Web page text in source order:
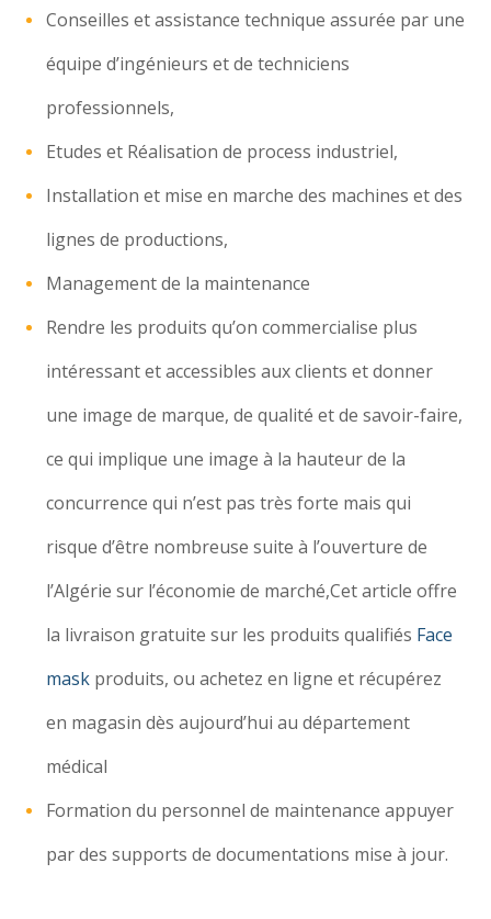
Conseilles et assistance technique assurée par une
équipe d’ingénieurs et de techniciens
professionnels,
Etudes et Réalisation de process industriel,
Installation et mise en marche des machines et des
lignes de productions,
Management de la maintenance
Rendre les produits qu’on commercialise plus
intéressant et accessibles aux clients et donner
une image de marque, de qualité et de savoir-faire,
ce qui implique une image à la hauteur de la
concurrence qui n’est pas très forte mais qui
risque d’être nombreuse suite à l’ouverture de
l’Algérie sur l’économie de marché,Cet article offre
la livraison gratuite sur les produits qualifiés Face
mask produits, ou achetez en ligne et récupérez
en magasin dès aujourd’hui au département
médical
Formation du personnel de maintenance appuyer
par des supports de documentations mise à jour.